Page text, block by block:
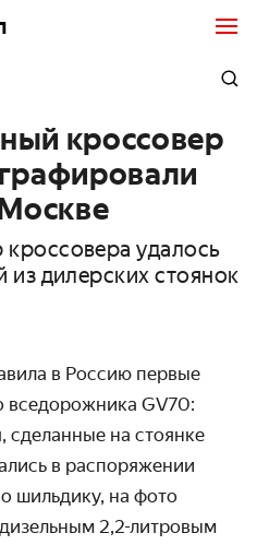
кроссовер
удалось
из дилерских стоянок
в Россию первые
вседорожника GV70:
сделанные на стоянке
в распоряжении
шильдику, на фото
2,2-литровым